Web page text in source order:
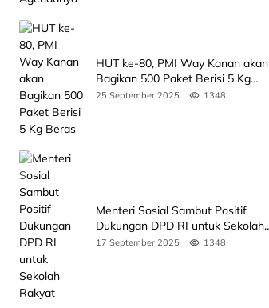
HUT ke-80, PMI Way Kanan akan
Bagikan 500 Paket Berisi 5 Kg
Beras
25 September 2025 1348
Menteri Sosial Sambut Positif
Dukungan DPD RI untuk Sekolah
Rakyat
17 September 2025 1348